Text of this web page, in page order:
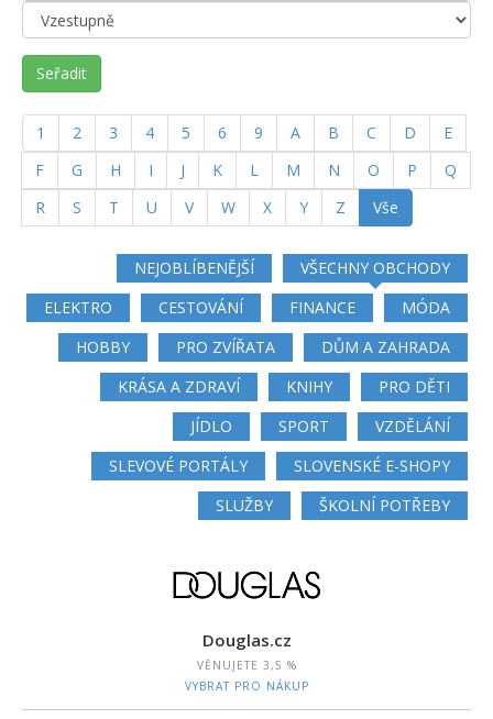
Seřadit
1 2 3 4 5 6 9 A B C D
E
F
G H I J K L M N O P
Q
R
S T U V W X Y Z Vše
NEJOBLÍBENĚJŠÍ
VŠECHNY OBCHODY
ELEKTRO
CESTOVÁNÍ FINANCE
MÓDA
HOBBY
PRO ZVÍŘATA
DŮM A ZAHRADA
KRÁSA A ZDRAVÍ
KNIHY
PRO DĚTI
JÍDLO
SPORT
VZDĚLÁNÍ
SLEVOVÉ PORTÁLY
SLOVENSKÉ E-SHOPY
SLUŽBY
ŠKOLNÍ POTŘEBY
Douglas.cz
VĚNUJETE 3,5 %
VYBRAT PRO NÁKUP